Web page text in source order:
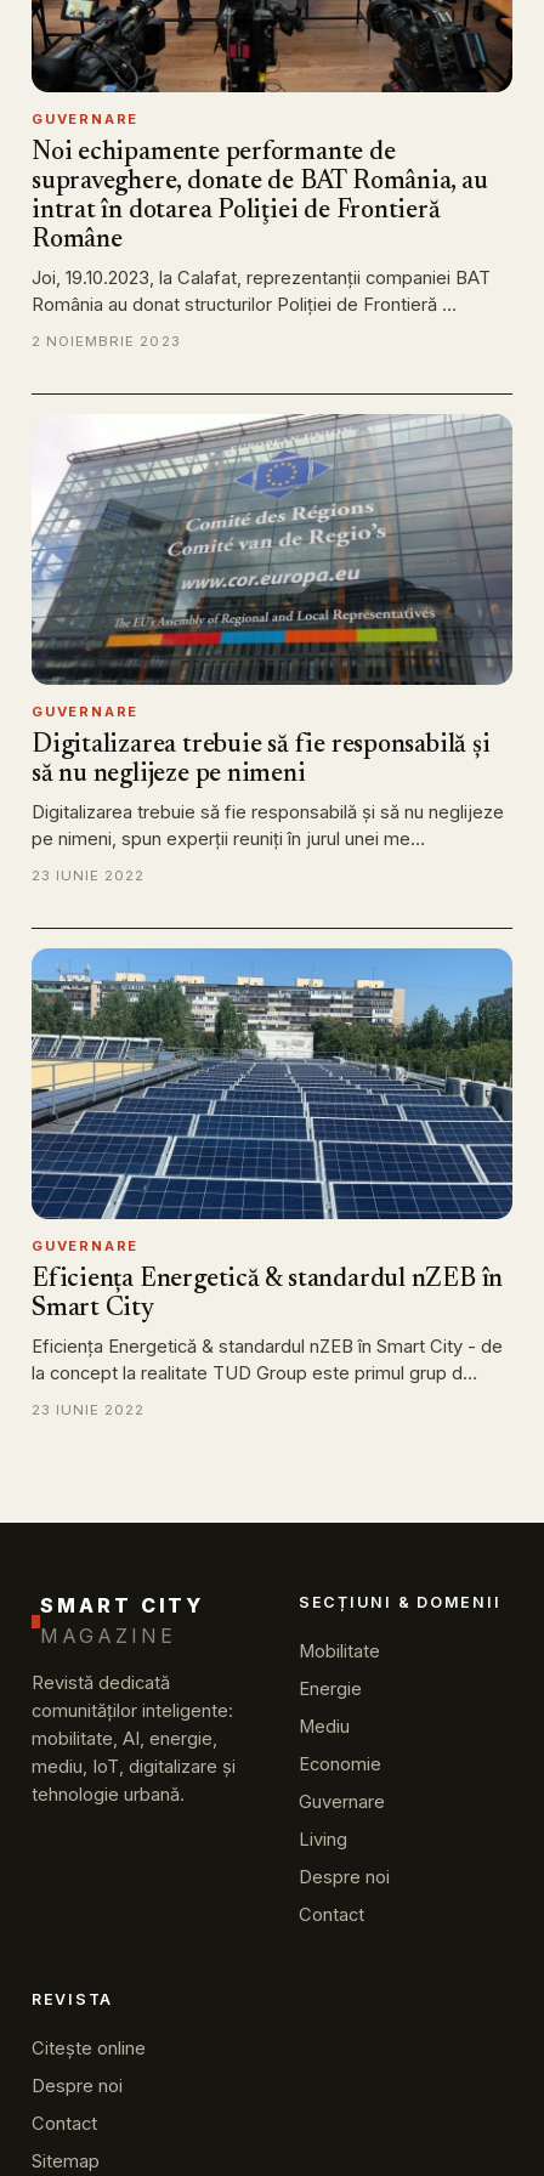
GUVERNARE
Noi echipamente performante de
supraveghere, donate de BAT România, au
intrat în dotarea Poliţiei de Frontieră
Române
Joi, 19.10.2023, la Calafat, reprezentanţii companiei BAT
România au donat structurilor Poliţiei de Frontieră …
2 NOIEMBRIE 2023
GUVERNARE
Digitalizarea trebuie să fie responsabilă și
să nu neglijeze pe nimeni
Digitalizarea trebuie să fie responsabilă și să nu neglijeze
pe nimeni, spun experții reuniți în jurul unei me…
23 IUNIE 2022
GUVERNARE
Eficiența Energetică & standardul nZEB în
Smart City
Eficiența Energetică & standardul nZEB în Smart City - de
la concept la realitate TUD Group este primul grup d…
23 IUNIE 2022
SMART CITY
MAGAZINE
Revistă dedicată
comunităților inteligente:
mobilitate, AI, energie,
mediu, IoT, digitalizare și
tehnologie urbană.
SECȚIUNI & DOMENII
Mobilitate
Energie
Mediu
Economie
Guvernare
Living
Despre noi
Contact
REVISTA
Citește online
Despre noi
Contact
Sitemap